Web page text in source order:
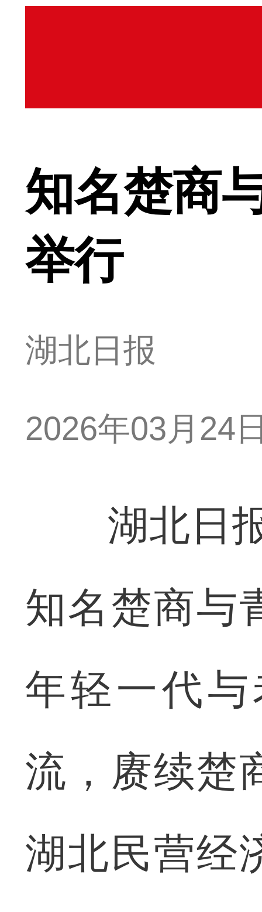
知名楚商
举行
湖北日报
2026年03月24
湖北日报
知名楚商与
年轻一代
流，赓续楚
湖北民营经